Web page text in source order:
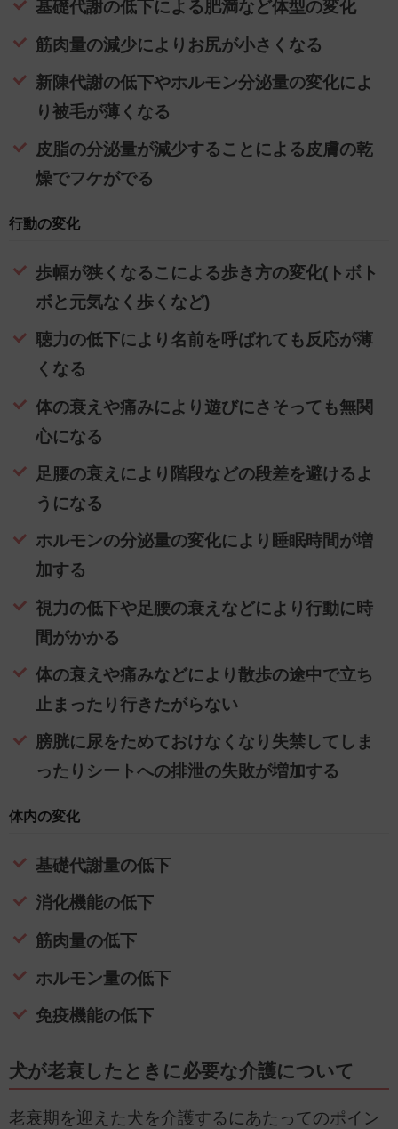
基礎代謝の低下による肥満など体型の変化
筋肉量の減少によりお尻が小さくなる
新陳代謝の低下やホルモン分泌量の変化によ
り被毛が薄くなる
皮脂の分泌量が減少することによる皮膚の乾
燥でフケがでる
行動の変化
歩幅が狭くなるこによる歩き方の変化(トボト
ボと元気なく歩くなど)
聴力の低下により名前を呼ばれても反応が薄
くなる
体の衰えや痛みにより遊びにさそっても無関
心になる
足腰の衰えにより階段などの段差を避けるよ
うになる
ホルモンの分泌量の変化により睡眠時間が増
加する
視力の低下や足腰の衰えなどにより行動に時
間がかかる
体の衰えや痛みなどにより散歩の途中で立ち
止まったり行きたがらない
膀胱に尿をためておけなくなり失禁してしま
ったりシートへの排泄の失敗が増加する
体内の変化
基礎代謝量の低下
消化機能の低下
筋肉量の低下
ホルモン量の低下
免疫機能の低下
犬が老衰したときに必要な介護について
老衰期を迎えた犬を介護するにあたってのポイン